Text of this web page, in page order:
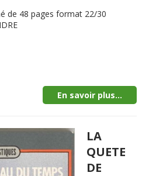
de 48 pages format 22/30
En savoir plus...
LA
QUETE
DE